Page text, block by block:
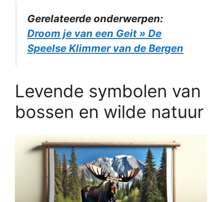
Gerelateerde onderwerpen:
Droom je van een Geit » De
Speelse Klimmer van de Bergen
Levende symbolen van
bossen en wilde natuur